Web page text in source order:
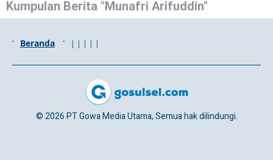
Kumpulan Berita "Munafri Arifuddin"
Beranda | | | | |
© 2026 PT Gowa Media Utama, Semua hak dilindungi.